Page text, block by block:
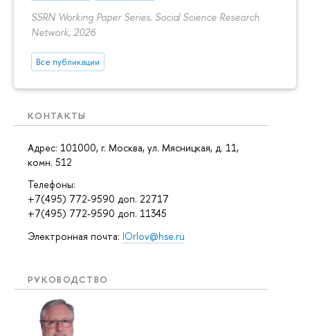
SSRN Working Paper Series. Social Science Research
Network, 2026
Все публикации
КОНТАКТЫ
Адрес: 101000, г. Москва, ул. Мясницкая, д. 11,
комн. 512
Телефоны:
+7(495) 772-9590 доп. 22717
+7(495) 772-9590 доп. 11345
Электронная почта: IOrlov@hse.ru
РУКОВОДСТВО